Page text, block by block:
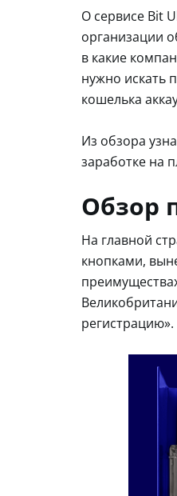
О сервисе Bit
организации
в какие
нужно искать
кошелька
Из обзора
заработке на
Обзор
На главной
кнопками,
регистрацию».